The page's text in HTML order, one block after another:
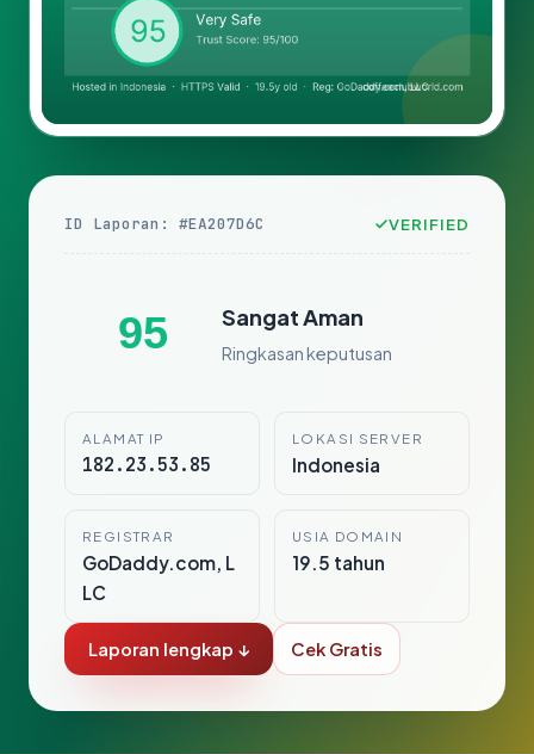
ID Laporan: #EA207D6C VERIFIED
95 Sangat Aman
Ringkasan keputusan
ALAMAT IP
182.23.53.85
LOKASI SERVER
Indonesia
REGISTRAR
GoDaddy.com, L
LC
USIA DOMAIN
19.5 tahun
Laporan lengkap ↓ Cek Gratis